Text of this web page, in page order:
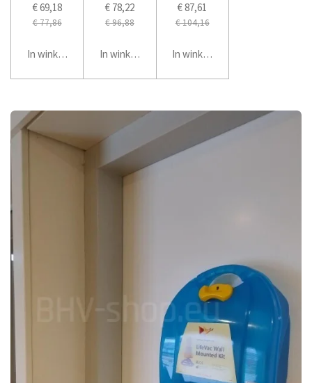
€ 69,18
€ 77,86
In winkelwagen
€ 78,22
€ 96,88
In winkelwagen
€ 87,61
€ 104,16
In winkelwagen